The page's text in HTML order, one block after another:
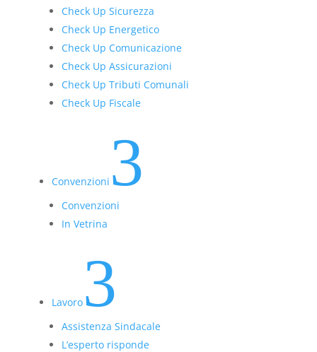
Check Up Sicurezza
Check Up Energetico
Check Up Comunicazione
Check Up Assicurazioni
Check Up Tributi Comunali
Check Up Fiscale
Convenzioni 3
Convenzioni
In Vetrina
Lavoro3
Assistenza Sindacale
L’esperto risponde